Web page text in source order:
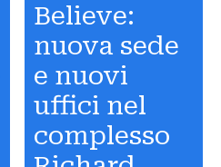
Believe:
nuova sede
e nuovi
uffici nel
complesso